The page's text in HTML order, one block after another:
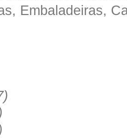
Embaladeiras,